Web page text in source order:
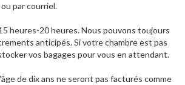
par courriel.
heures-20 heures. Nous pouvons toujours
anticipés. Si votre chambre est pas
vos bagages pour vous en attendant.
de dix ans ne seront pas facturés comme